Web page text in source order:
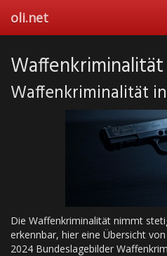
main
oli.net
Waffenkriminalität
Die Waffenkriminalität nimmt
erkennbar, hier eine Übersicht
2024 Bundeslagebilder